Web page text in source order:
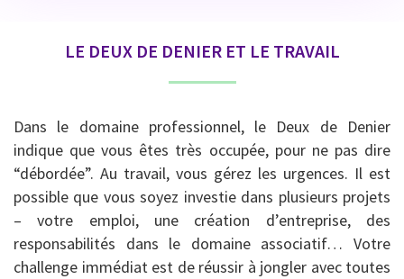
LE DEUX DE DENIER ET LE TRAVAIL
Dans le domaine professionnel, le Deux de Denier
indique que vous êtes très occupée, pour ne pas dire
“débordée”. Au travail, vous gérez les urgences. Il est
possible que vous soyez investie dans plusieurs projets
– votre emploi, une création d’entreprise, des
responsabilités dans le domaine associatif… Votre
challenge immédiat est de réussir à jongler avec toutes